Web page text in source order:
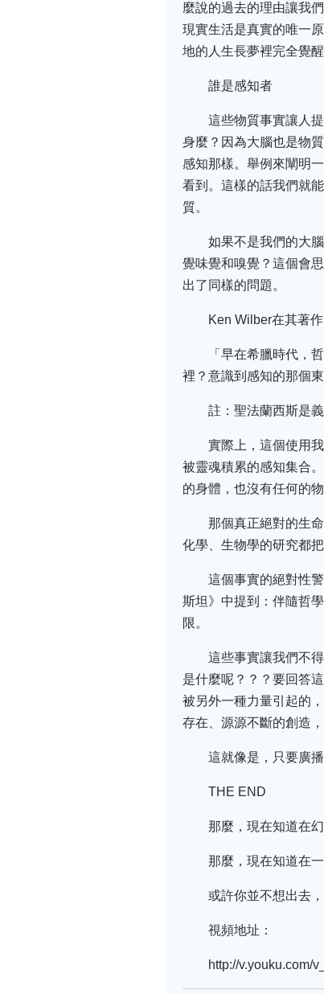
麼說的過去的理由讓我
現實生活是真實的唯一
地的人生長夢裡完全覺
誰是感知者
這些物質事實讓人
身麼？因為大腦也是物
感知那樣。舉例來闡明
看到。這樣的話我們就
質。
如果不是我們的大
覺味覺和嗅覺？這個會
出了同樣的問題。
Ken Wilber在其著
「早在希臘時代，
裡？意識到感知的那個
註：聖法蘭西斯是
實際上，這個使用
被靈魂積累的感知集合
的身體，也沒有任何的物
那個真正絕對的生
化學、生物學的研究都
這個事實的絕對性
斯坦》中提到：伴隨哲
限。
這些事實讓我們不
是什麼呢？？？要回答
被另外一種力量引起的
存在、源源不斷的創造
這就像是，只要廣
THE END
那麼，現在知道在
那麼，現在知道在
或許你並不想出去
視頻地址：
http://v.youku.com/